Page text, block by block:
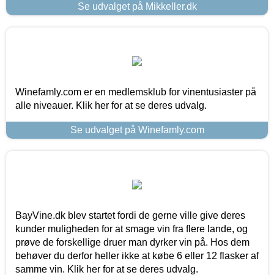
Se udvalget på Mikkeller.dk
Winefamly.com er en medlemsklub for vinentusiaster på
alle niveauer. Klik her for at se deres udvalg.
Se udvalget på Winefamly.com
BayVine.dk blev startet fordi de gerne ville give deres
kunder muligheden for at smage vin fra flere lande, og
prøve de forskellige druer man dyrker vin på. Hos dem
behøver du derfor heller ikke at købe 6 eller 12 flasker af
samme vin. Klik her for at se deres udvalg.